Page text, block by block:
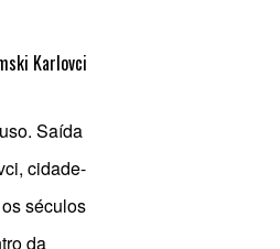
Karlovci
Saída
cidade-
séculos
da